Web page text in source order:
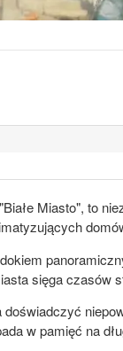
Miasto", to
sięga czasów
doświadczyć
w pamięć na